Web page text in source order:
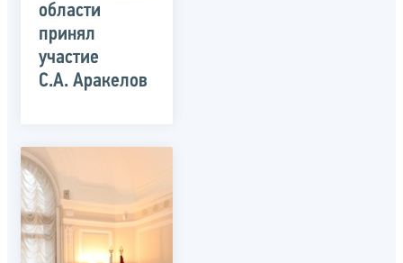
области
принял
участие
С.А. Аракелов